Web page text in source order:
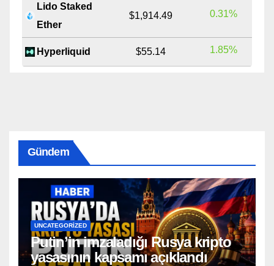
Lido Staked
Ether
$1,914.49 0.31%
Hyperliquid $55.14 1.85%
Gündem
UNCATEGORIZED
Putin’in imzaladığı Rusya kripto
yasasının kapsamı açıklandı